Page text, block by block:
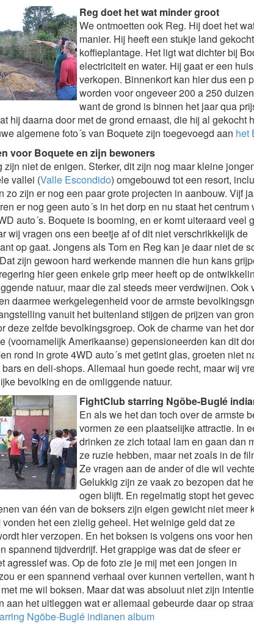
Reg doet het wat minder groot
We ontmoetten ook Reg. Hij doet het
manier. Hij heeft een stukje land
koffieplantage. Het ligt wat dichter bij
electriciteit en water. Hij gaat er een
verkopen. Binnenkort kan hier dus een
worden voor ongeveer 200 a 250
want de grond is binnen het jaar qua
hij daarna door met de grond ernaast, die hij al gekocht
algemene foto´s van Boquete zijn toegevoegd aan het
voor Boquete en zijn bewoners
zijn niet de enigen. Sterker, dit zijn nog maar kleine
vallei (Valle Escondido) omgebouwd tot een resort,
zo zijn er nog een paar grote projecten in aanbouw. Vijf
er nog geen auto´s in het dorp en nu staat het centrum
auto´s. Boquete is booming, en er komt uiteraard veel
wij vragen ons een beetje af of dit niet verschrikkelijk de
op gaat. Jongens als Tom en Reg kan je daar niet de
zijn gewoon hard werkende mannen die hun kans
hier geen enkele grip meer heeft op de
natuur, maar die zal steeds meer verdwijnen.
daarmee werkgelegenheid voor de armste
vanuit het buitenland stijgen de prijzen van
deze zelfde bevolkingsgroep. Ook de charme van het
(voornamelijk Amerikaanse) gepensioneerden kan dit
rond in grote 4WD auto´s met getint glas, groeten niet
bars en deli-shops. Allemaal hun goede recht, maar wij
bevolking en de omliggende natuur.
FightClub starring Ngöbe-Buglé
En als we het dan toch over de armste
vormen ze een plaatselijke attractie. In
drinken ze zich totaal lam en gaan dan
ze ruzie hebben, maar net zoals in de
Ze vragen aan de ander of die wil
Gelukkig zijn ze vaak zo bezopen dat
ogen blijft. En regelmatig stopt het
van één van de boksers zijn eigen gewicht niet meer
vonden het een zielig geheel. Het weinige geld dat ze
hier verzopen. En het boksen is volgens ons voor
spannend tijdverdrijf. Het grappige was dat de sfeer er
agressief was. Op de foto zie je mij met een jongen in
er een spannend verhaal over kunnen vertellen, want
me wil boksen. Maar dat was absoluut niet zijn
aan het uitleggen wat er allemaal gebeurde daar op
Ngöbe-Buglé indianen album